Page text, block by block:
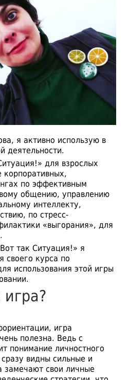
я активно использую в
деятельности.
для взрослых
корпоративных,
по эффективным
общению, управлению
интеллекту,
по стресс-
«выгорания», для
так Ситуация!» я
своего курса по
использования этой игры
игра
полезна. Ведь с
понимание личностного
видны сильные и
замечают свои личные